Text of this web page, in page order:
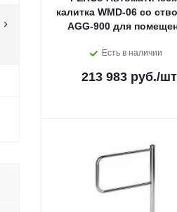
калитка WMD-06 со
AGG-900 для
Есть в наличии
213 983 руб./шт